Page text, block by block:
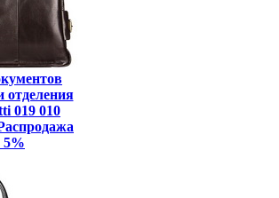
отделения
019 010
5%